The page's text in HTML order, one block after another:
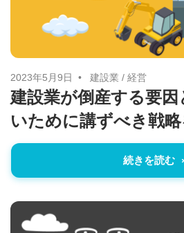
2023年5月9日 建設業 / 経営
建設業が倒産する要
いために講ずべき戦略
続きを読む